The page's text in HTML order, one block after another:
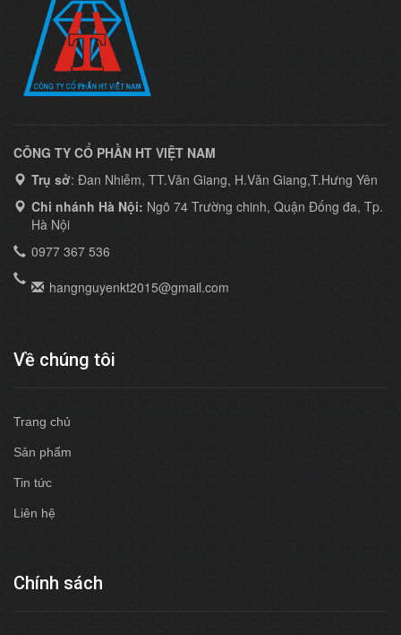
CÔNG TY CỔ PHẦN HT VIỆT NAM
Trụ sở: Đan Nhiễm, TT.Văn Giang, H.Văn Giang,T.Hưng Yên
Chi nhánh Hà Nội: Ngõ 74 Trường chinh, Quận Đống đa, Tp.
Hà Nội
0977 367 536
hangnguyenkt2015@gmail.com
Về chúng tôi
Trang chủ
Sản phẩm
Tin tức
Liên hệ
Chính sách